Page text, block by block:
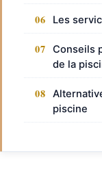
Les
Conseils
de la
piscine